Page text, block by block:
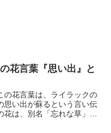
花言葉『思い出』と
の花言葉は、ライラックの
思い出が蘇るという言い伝
花は、別名「忘れな草」と